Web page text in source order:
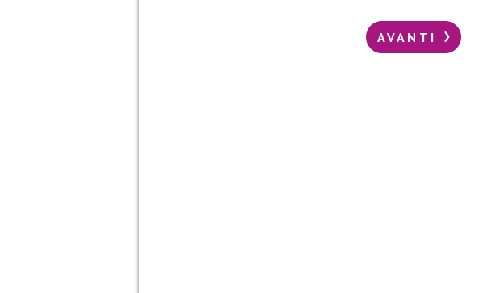
AVANTI